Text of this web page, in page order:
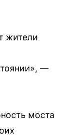
жители
—
моста